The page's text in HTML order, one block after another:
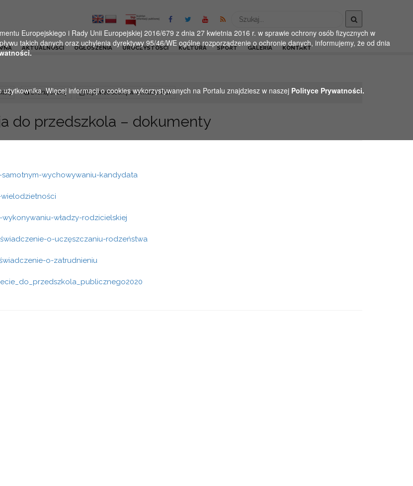
Wyszukaj
AKTUALNOŚCI OGŁOSZENIA UROCZYSTOŚCI KULTURA SPORT GALERIA KONTAKT
Drukuj stronę Wyświetl stronę w formacie PDF
do przedszkola – dokumenty
wychowywaniu-kandydata
wykonywaniu-władzy-rodzicielskiej
o-uczęszczaniu-rodzeństwa
o-zatrudnieniu
Europejskiego i Rady Unii Europejskiej 2016/679 z dnia 27 kwietnia 2016 r. w sprawie ochrony osób fizycznych w
takich danych oraz uchylenia dyrektywy 95/46/WE ogólne rozporządzenie o ochronie danych, informujemy, że od dnia
Więcej informacji o cookies wykorzystywanych na Portalu znajdziesz w naszej Polityce Prywatności.